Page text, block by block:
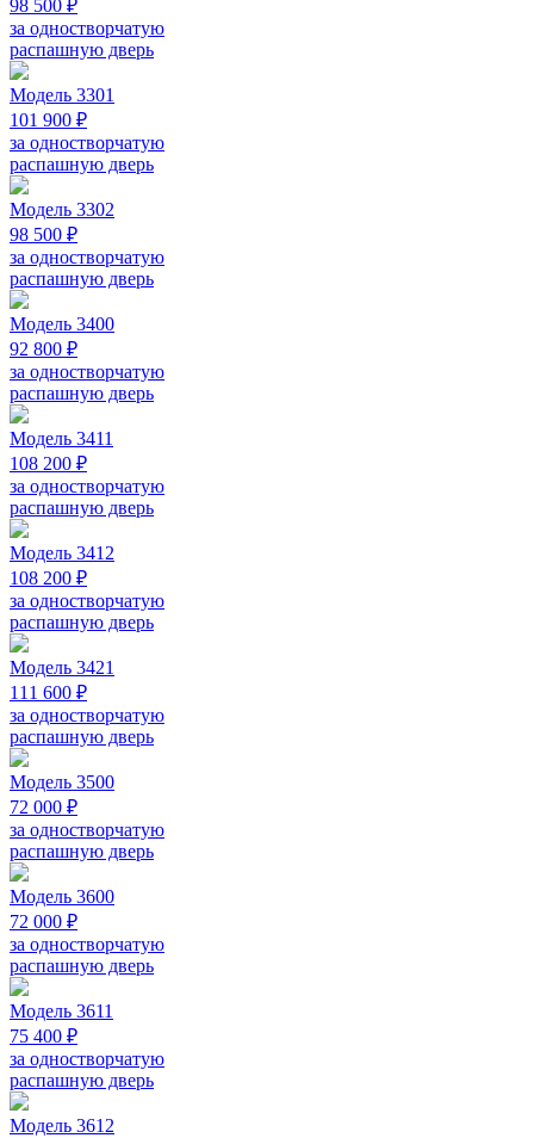
98 500 ₽
за одностворчатую
распашную дверь
Модель 3301
101 900 ₽
за одностворчатую
распашную дверь
Модель 3302
98 500 ₽
за одностворчатую
распашную дверь
Модель 3400
92 800 ₽
за одностворчатую
распашную дверь
Модель 3411
108 200 ₽
за одностворчатую
распашную дверь
Модель 3412
108 200 ₽
за одностворчатую
распашную дверь
Модель 3421
111 600 ₽
за одностворчатую
распашную дверь
Модель 3500
72 000 ₽
за одностворчатую
распашную дверь
Модель 3600
72 000 ₽
за одностворчатую
распашную дверь
Модель 3611
75 400 ₽
за одностворчатую
распашную дверь
Модель 3612